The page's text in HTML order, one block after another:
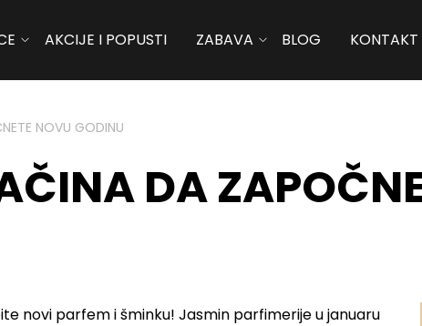
AKCIJE I POPUSTI ZABAVA BLOG KONTAKT
NOVU GODINU
DA
novi parfem i šminku! Jasmin parfimerije u januaru